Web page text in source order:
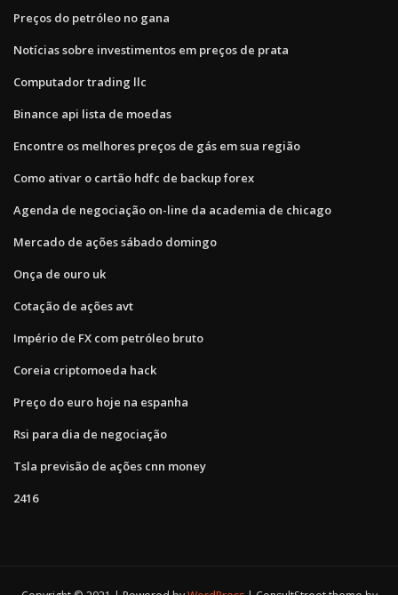
Preços do petróleo no gana
Notícias sobre investimentos em preços de prata
Computador trading llc
Binance api lista de moedas
Encontre os melhores preços de gás em sua região
Como ativar o cartão hdfc de backup forex
Agenda de negociação on-line da academia de chicago
Mercado de ações sábado domingo
Onça de ouro uk
Cotação de ações avt
Império de FX com petróleo bruto
Coreia criptomoeda hack
Preço do euro hoje na espanha
Rsi para dia de negociação
Tsla previsão de ações cnn money
2416